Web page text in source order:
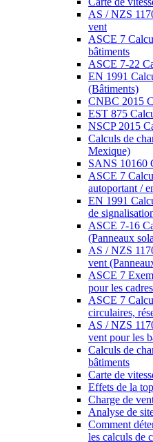
AS / NZS
vent
ASCE 7
bâtiments
ASCE 7-22
EN 1991
(Bâtiments)
CNBC 2015
EST 875
NSCP 2015
Calculs de
Mexique)
SANS 10160
ASCE 7
autoportant /
EN 1991
de
ASCE 7-16
(Panneaux
AS / NZS
vent
ASCE 7
pour les
ASCE 7
circulaires,
AS / NZS
vent pour les
Calculs de
bâtiments
Carte de
Effets de la
Charge de
Analyse de
Comment
les calculs de